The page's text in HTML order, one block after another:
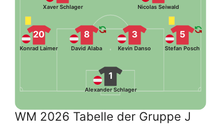
1
Alexander Schlager
20
Konrad Laimer
8
David Alaba
3
Kevin Danso
5
Stefan Posch
Xaver Schlager Nicolas Seiwald
WM 2026 Tabelle der Gruppe J